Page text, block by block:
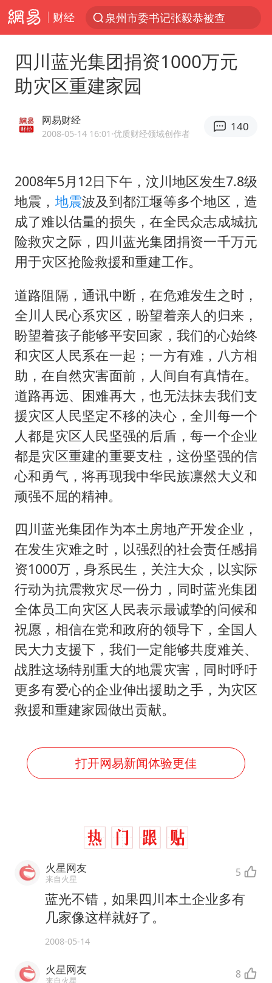
财经
泉州市委书记张毅恭被查
名创优品回应女子吐槽内裤质量差
台风白海豚或吞并鲸鱼 登陆地点更新
中巨芯：上半年归母净利润1405.77万元
中国女篮70-67险胜尼日利亚女篮
美股存储板块集体大跌
秋天的第一杯奶茶到底有多火
国防部：坚决反制任何闹海挑衅图谋
百花奖开幕式
我国外贸延续良好增长态势
“新疆阿勒泰八月能滑雪”不实
日本试射“战斧”导弹，国防部回应
胡彦斌韩磊 谁帮谁
夯实基础开新局
四川蓝光集团捐资1000万元
助灾区重建家园
网易财经
2008-05-14 16:01 ·优质财经领域创作者
140
2008年5月12日下午，汶川地区发生7.8级
地震， 地震波及到都江堰等多个地区，造
成了难以估量的损失，在全民众志成城抗
险救灾之际，四川蓝光集团捐资一千万元
用于灾区抢险救援和重建工作。
道路阻隔，通讯中断，在危难发生之时，
全川人民心系灾区，盼望着亲人的归来，
盼望着孩子能够平安回家，我们的心始终
和灾区人民系在一起；一方有难，八方相
助，在自然灾害面前，人间自有真情在。
道路再远、困难再大，也无法抹去我们支
援灾区人民坚定不移的决心，全川每一个
人都是灾区人民坚强的后盾，每一个企业
都是灾区重建的重要支柱，这份坚强的信
心和勇气，将再现我中华民族凛然大义和
顽强不屈的精神。
四川蓝光集团作为本土房地产开发企业，
在发生灾难之时，以强烈的社会责任感捐
资1000万，身系民生，关注大众，以实际
行动为抗震救灾尽一份力，同时蓝光集团
全体员工向灾区人民表示最诚挚的问候和
祝愿，相信在党和政府的领导下，全国人
民大力支援下，我们一定能够共度难关、
战胜这场特别重大的地震灾害，同时呼吁
更多有爱心的企业伸出援助之手，为灾区
救援和重建家园做出贡献。
打开网易新闻体验更佳
火星网友
来自火星 5
蓝光不错，如果四川本土企业多有
几家像这样就好了。
2008-05-14
火星网友
来自火星 8